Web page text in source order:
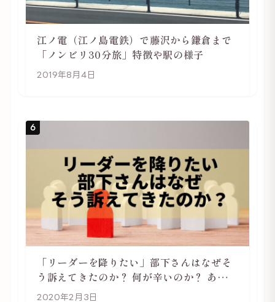
江ノ電（江ノ島電鉄）で藤沢から鎌倉まで
「ノンビリ30分旅」特徴や駅の様子
2019年8月4日
6
「リーダーを降りたい」部下さんはなぜそ
う訴えてきたのか？ 何が辛いのか？ あらた
めて考えてみる
2020年2月3日